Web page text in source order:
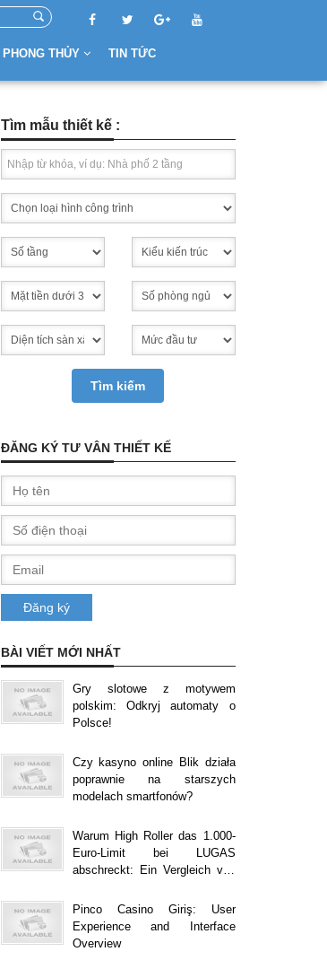
PHONG THỦY TIN TỨC
Tìm mẫu thiết kế :
ĐĂNG KÝ TƯ VÂN THIẾT KẾ
BÀI VIẾT MỚI NHẤT
Gry slotowe z motywem
polskim: Odkryj automaty o
Polsce!
Czy kasyno online Blik działa
poprawnie na starszych
modelach smartfonów?
Warum High Roller das 1.000-
Euro-Limit bei LUGAS
abschreckt: Ein Vergleich von
Pinco Casino Giriş: User
Experience and Interface
Overview